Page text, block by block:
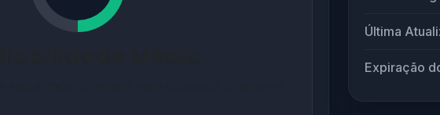
Última
Expiração